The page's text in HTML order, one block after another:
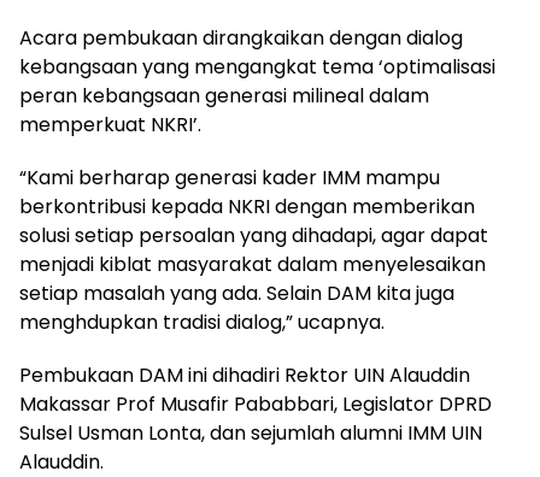
Acara pembukaan dirangkaikan dengan dialog
kebangsaan yang mengangkat tema ‘optimalisasi
peran kebangsaan generasi milineal dalam
memperkuat NKRI’.
“Kami berharap generasi kader IMM mampu
berkontribusi kepada NKRI dengan memberikan
solusi setiap persoalan yang dihadapi, agar dapat
menjadi kiblat masyarakat dalam menyelesaikan
setiap masalah yang ada. Selain DAM kita juga
menghdupkan tradisi dialog,” ucapnya.
Pembukaan DAM ini dihadiri Rektor UIN Alauddin
Makassar Prof Musafir Pababbari, Legislator DPRD
Sulsel Usman Lonta, dan sejumlah alumni IMM UIN
Alauddin.